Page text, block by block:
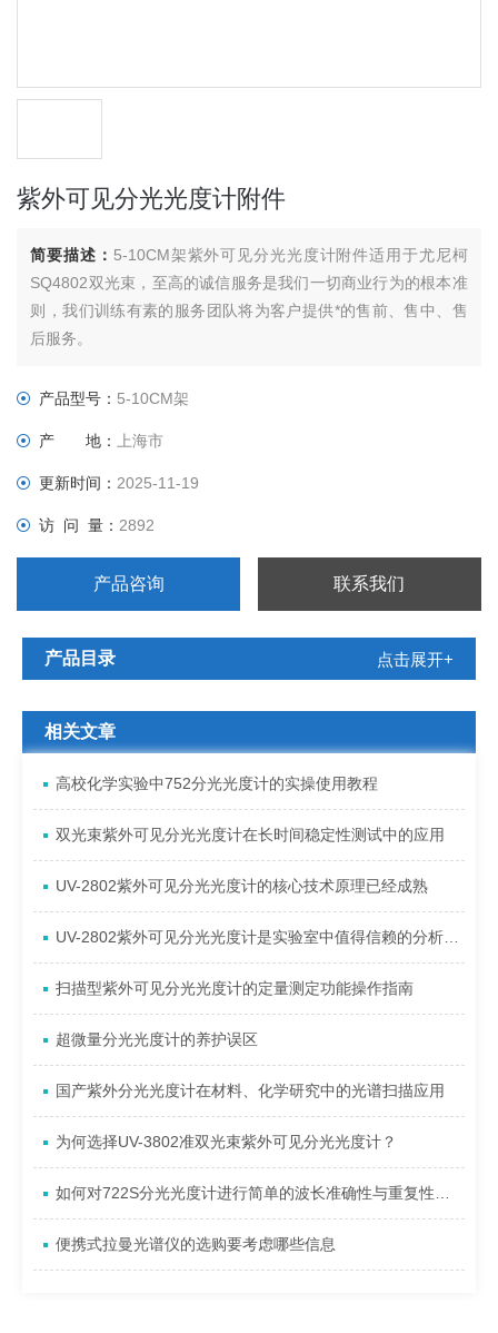
紫外可见分光光度计附件
简要描述： 5-10CM架紫外可见分光光度计附件适用于尤尼柯
SQ4802双光束，至高的诚信服务是我们一切商业行为的根本准
则，我们训练有素的服务团队将为客户提供*的售前、售中、售
后服务。
产品型号： 5-10CM架
产 地：上海市
更新时间：2025-11-19
访 问 量：2892
产品咨询 联系我们
产品目录 点击展开+
相关文章
高校化学实验中752分光光度计的实操使用教程
双光束紫外可见分光光度计在长时间稳定性测试中的应用
UV-2802紫外可见分光光度计的核心技术原理已经成熟
UV-2802紫外可见分光光度计是实验室中值得信赖的分析工具
扫描型紫外可见分光光度计的定量测定功能操作指南
超微量分光光度计的养护误区
国产紫外分光光度计在材料、化学研究中的光谱扫描应用
为何选择UV-3802准双光束紫外可见分光光度计？
如何对722S分光光度计进行简单的波长准确性与重复性验证？
便携式拉曼光谱仪的选购要考虑哪些信息